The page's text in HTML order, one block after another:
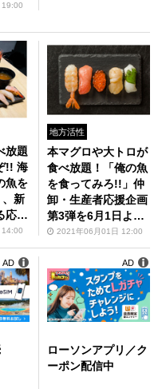
19:00
放題
!! 海
魚を
新
応援
14:00
地方活性
本マグロや大トロが
食べ放題！「俺の魚
を食ってみろ!!」仲
卸・生産者応援企画
第3弾を6月1日より
予約受付開始
2021年06月01日 12:00
AD
ローソンアプリ／ク
ーポン配信中
AD